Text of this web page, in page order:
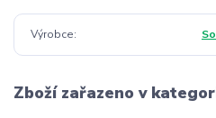
Výrobce
Zboží zařazeno v